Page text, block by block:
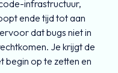
infrastructuur,
ende tijd tot aan
dat bugs niet in
Je krijgt de
begin op te zetten en